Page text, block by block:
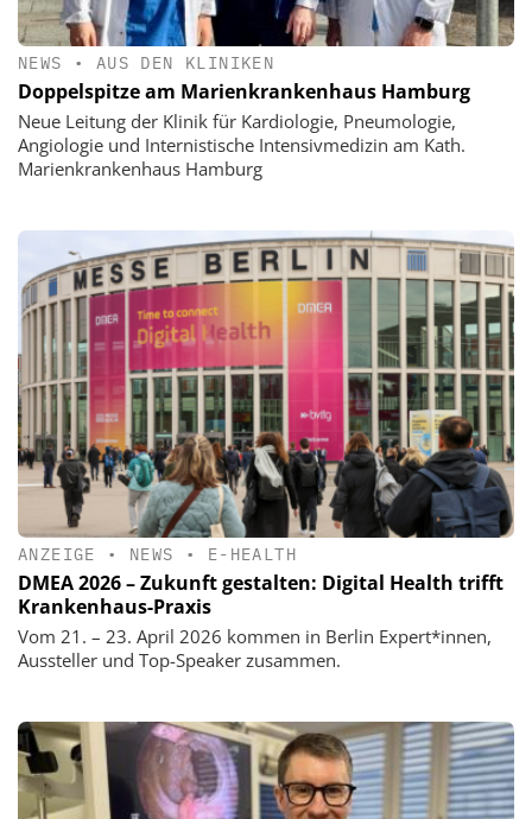
NEWS • AUS DEN KLINIKEN
Doppelspitze am Marienkrankenhaus Hamburg
Neue Leitung der Klinik für Kardiologie, Pneumologie,
Angiologie und Internistische Intensivmedizin am Kath.
Marienkrankenhaus Hamburg
ANZEIGE • NEWS • E-HEALTH
DMEA 2026 – Zukunft gestalten: Digital Health trifft
Krankenhaus-Praxis
Vom 21. – 23. April 2026 kommen in Berlin Expert*innen,
Aussteller und Top-Speaker zusammen.